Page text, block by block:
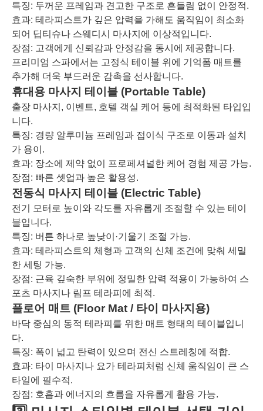
특징: 두꺼운 프레임과 견고한 구조로 흔들림 없이 안정적.
효과: 테라피스트가 깊은 압력을 가해도 움직임이 최소화
되어 딥티슈나 스웨디시 마사지에 이상적입니다.
장점: 고객에게 신뢰감과 안정감을 동시에 제공합니다.
프리미엄 스파에서는 고정식 테이블 위에 기억폼 매트를
추가해 더욱 부드러운 감촉을 선사합니다.
휴대용 마사지 테이블 (Portable Table)
출장 마사지, 이벤트, 호텔 객실 케어 등에 최적화된 타입입
니다.
특징: 경량 알루미늄 프레임과 접이식 구조로 이동과 설치
가 용이.
효과: 장소에 제약 없이 프로페셔널한 케어 경험 제공 가능.
장점: 빠른 셋업과 높은 활용성.
전동식 마사지 테이블 (Electric Table)
전기 모터로 높이와 각도를 자유롭게 조절할 수 있는 테이
블입니다.
특징: 버튼 하나로 높낮이·기울기 조절 가능.
효과: 테라피스트의 체형과 고객의 신체 조건에 맞춰 세밀
한 세팅 가능.
장점: 근육 깊숙한 부위에 정밀한 압력 적용이 가능하여 스
포츠 마사지나 림프 테라피에 최적.
플로어 매트 (Floor Mat / 타이 마사지용)
바닥 중심의 동적 테라피를 위한 매트 형태의 테이블입니
다.
특징: 폭이 넓고 탄력이 있으며 전신 스트레칭에 적합.
효과: 타이 마사지나 요가 테라피처럼 신체 움직임이 큰 스
타일에 필수적.
장점: 호흡과 에너지의 흐름을 자유롭게 활용 가능.